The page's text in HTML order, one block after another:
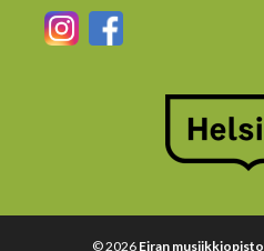
© 2026 Eiran musiikkiopisto